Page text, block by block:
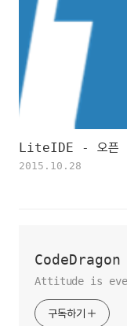
LiteIDE - 오픈
2015.10.28
CodeDragon
Attitude is
구독하기